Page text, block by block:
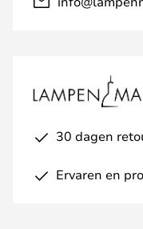
30 dagen
Ervaren en